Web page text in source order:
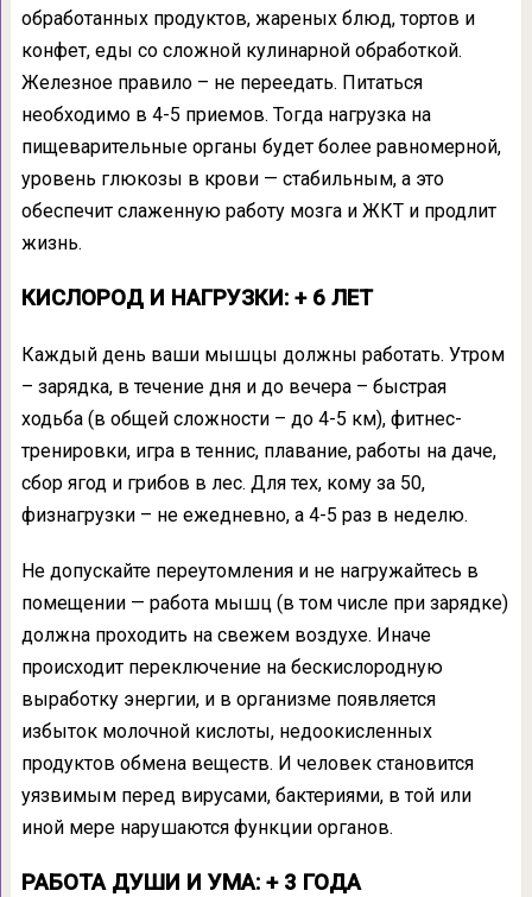
обработанных продуктов, жареных блюд, тортов и
конфет, еды со сложной кулинарной обработкой.
Железное правило – не переедать. Питаться
необходимо в 4-5 приемов. Тогда нагрузка на
пищеварительные органы будет более равномерной,
уровень глюкозы в крови — стабильным, а это
обеспечит слаженную работу мозга и ЖКТ и продлит
жизнь.
КИСЛОРОД И НАГРУЗКИ: + 6 ЛЕТ
Каждый день ваши мышцы должны работать. Утром
– зарядка, в течение дня и до вечера – быстрая
ходьба (в общей сложности – до 4-5 км), фитнес-
тренировки, игра в теннис, плавание, работы на даче,
сбор ягод и грибов в лес. Для тех, кому за 50,
физнагрузки – не ежедневно, а 4-5 раз в неделю.
Не допускайте переутомления и не нагружайтесь в
помещении — работа мышц (в том числе при зарядке)
должна проходить на свежем воздухе. Иначе
происходит переключение на бескислородную
выработку энергии, и в организме появляется
избыток молочной кислоты, недоокисленных
продуктов обмена веществ. И человек становится
уязвимым перед вирусами, бактериями, в той или
иной мере нарушаются функции органов.
РАБОТА ДУШИ И УМА: + 3 ГОДА